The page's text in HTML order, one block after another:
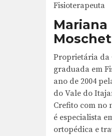
Fisioterapeuta
Mariana
Proprietária da
graduada em
ano de 2004
do Vale do
Crefito com no
é especialista
ortopédica e